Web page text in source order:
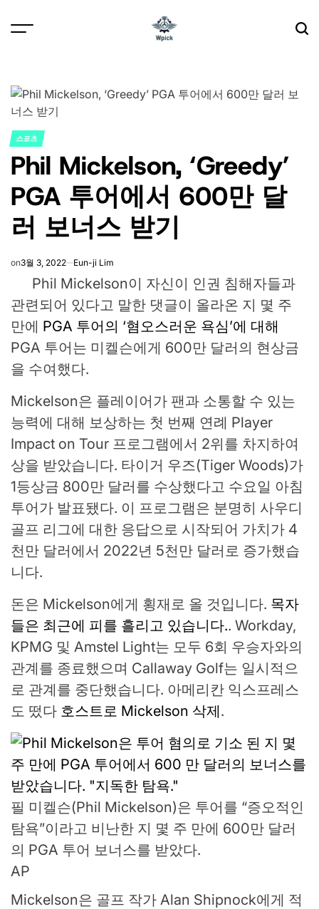
POSTED
IN
스포츠
Phil Mickelson, ‘Greedy’
PGA 투어에서 600만 달
러 보너스 받기
on3월 3, 2022 Eun-ji Lim
Phil Mickelson이 자신이 인권 침해자들과
관련되어 있다고 말한 댓글이 올라온 지 몇 주
만에 PGA 투어의 ‘혐오스러운 욕심’에 대해
PGA 투어는 미켈슨에게 600만 달러의 현상금
을 수여했다.
Mickelson은 플레이어가 팬과 소통할 수 있는
능력에 대해 보상하는 첫 번째 연례 Player
Impact on Tour 프로그램에서 2위를 차지하여
상을 받았습니다. 타이거 우즈(Tiger Woods)가
1등상금 800만 달러를 수상했다고 수요일 아침
투어가 발표됐다. 이 프로그램은 분명히 사우디
골프 리그에 대한 응답으로 시작되어 가치가 4
천만 달러에서 2022년 5천만 달러로 증가했습
니다.
돈은 Mickelson에게 횡재로 올 것입니다. 목자
들은 최근에 피를 흘리고 있습니다.. Workday,
KPMG 및 Amstel Light는 모두 6회 우승자와의
관계를 종료했으며 Callaway Golf는 일시적으
로 관계를 중단했습니다. 아메리칸 익스프레스
도 떴다 호스트로 Mickelson 삭제.
필 미켈슨(Phil Mickelson)은 투어를 “증오적인
탐욕”이라고 비난한 지 몇 주 만에 600만 달러
의 PGA 투어 보너스를 받았다.
AP
Mickelson은 골프 작가 Alan Shipnock에게 적